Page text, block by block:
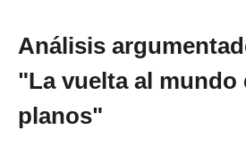
Análisis
"La vuelta al mundo
planos"